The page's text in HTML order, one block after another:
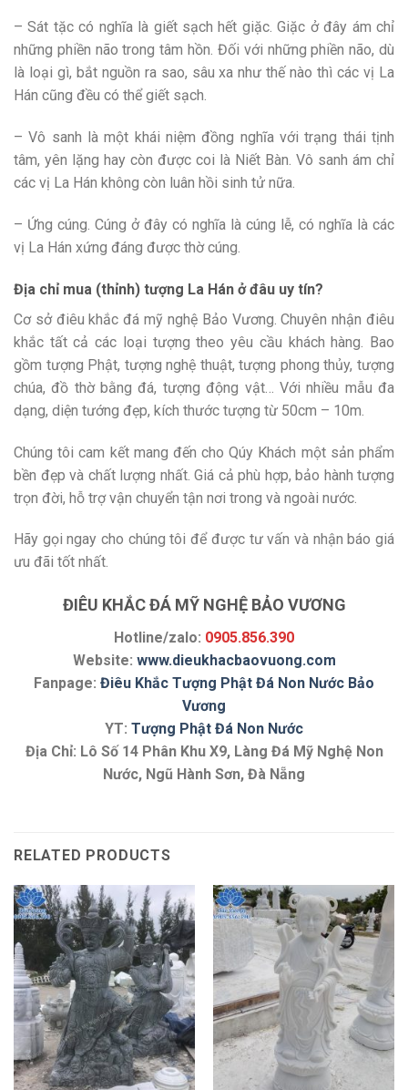
– Sát tặc có nghĩa là giết sạch hết giặc. Giặc ở đây ám chỉ
những phiền não trong tâm hồn. Đối với những phiền não, dù
là loại gì, bắt nguồn ra sao, sâu xa như thế nào thì các vị La
Hán cũng đều có thể giết sạch.
– Vô sanh là một khái niệm đồng nghĩa với trạng thái tịnh
tâm, yên lặng hay còn được coi là Niết Bàn. Vô sanh ám chỉ
các vị La Hán không còn luân hồi sinh tử nữa.
– Ứng cúng. Cúng ở đây có nghĩa là cúng lễ, có nghĩa là các
vị La Hán xứng đáng được thờ cúng.
Địa chỉ mua (thỉnh) tượng La Hán ở đâu uy tín?
Cơ sở điêu khắc đá mỹ nghệ Bảo Vương. Chuyên nhận điêu
khắc tất cả các loại tượng theo yêu cầu khách hàng. Bao
gồm tượng Phật, tượng nghệ thuật, tượng phong thủy, tượng
chúa, đồ thờ bằng đá, tượng động vật… Với nhiều mẫu đa
dạng, diện tướng đẹp, kích thước tượng từ 50cm – 10m.
Chúng tôi cam kết mang đến cho Qúy Khách một sản phẩm
bền đẹp và chất lượng nhất. Giá cả phù hợp, bảo hành tượng
trọn đời, hỗ trợ vận chuyển tận nơi trong và ngoài nước.
Hãy gọi ngay cho chúng tôi để được tư vấn và nhận báo giá
ưu đãi tốt nhất.
ĐIÊU KHẮC ĐÁ MỸ NGHỆ BẢO VƯƠNG
Hotline/zalo: 0905.856.390
Website: www.dieukhacbaovuong.com
Fanpage: Điêu Khắc Tượng Phật Đá Non Nước Bảo
Vương
YT: Tượng Phật Đá Non Nước
Địa Chỉ: Lô Số 14 Phân Khu X9, Làng Đá Mỹ Nghệ Non
Nước, Ngũ Hành Sơn, Đà Nẵng
RELATED PRODUCTS